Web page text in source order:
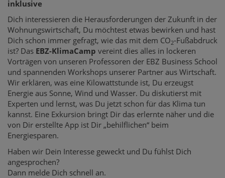
inklusive
Dich interessieren die Herausforderungen der Zukunft in der
Wohnungswirtschaft, Du möchtest etwas bewirken und hast
Dich schon immer gefragt, wie das mit dem CO2-Fußabdruck
ist? Das EBZ-KlimaCamp vereint dies alles in lockeren
Vorträgen von unseren Professoren der EBZ Business School
und spannenden Workshops unserer Partner aus Wirtschaft.
Wir erklären, was eine Kilowattstunde ist, Du erzeugst
Energie aus Sonne, Wind und Wasser. Du diskutierst mit
Experten und lernst, was Du jetzt schon für das Klima tun
kannst. Eine Exkursion bringt Dir das erlernte näher und die
von Dir erstellte App ist Dir „behilflichen“ beim
Energiesparen.
Haben wir Dein Interesse geweckt und Du fühlst Dich
angesprochen?
Dann melde Dich schnell an.